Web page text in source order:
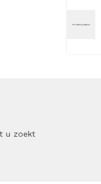
u zoekt